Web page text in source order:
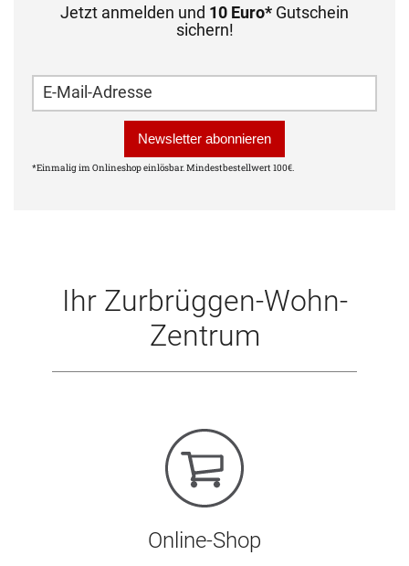
Jetzt anmelden und 10 Euro* Gutschein
sichern!
Name (leer lassen)
Telefon (leer lassen)
E-Mail-Adresse für die Newsletter-Anmeldung
Newsletter abonnieren
*Einmalig im Onlineshop einlösbar. Mindestbestellwert 100€.
Ihr Zurbrüggen-Wohn-
Zentrum
Online-Shop